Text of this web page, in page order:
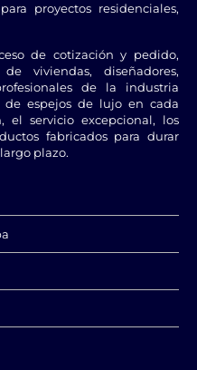
A menudo se basan
en tecnologías de
iluminación
obsoletas, como los
sistemas
fluorescentes, lo que
grosor, lo que
proyectos residenciales,
de cotización y pedido,
viviendas, diseñadores,
de la industria
de espejos de lujo en cada
el servicio excepcional, los
fabricados para durar
plazo.